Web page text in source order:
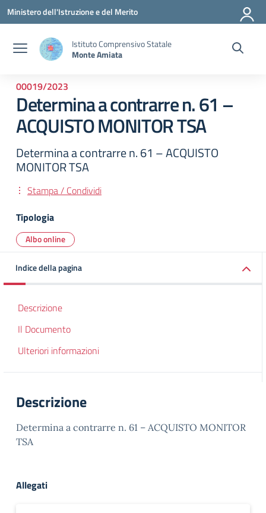
Vai ai contenuti
Vai al menu di navigazione
Vai al footer
Ministero dell'Istruzione e del Merito
Istituto Comprensivo Statale
Monte Amiata
00019/2023
Determina a contrarre n. 61 –
ACQUISTO MONITOR TSA
Determina a contrarre n. 61 – ACQUISTO
MONITOR TSA
Stampa / Condividi
Tipologia
Albo online
Indice della pagina
Descrizione
Il Documento
Ulteriori informazioni
Descrizione
Determina a contrarre n. 61 – ACQUISTO MONITOR
TSA
Allegati